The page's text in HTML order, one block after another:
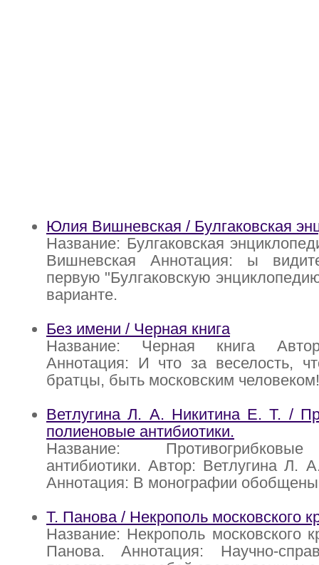
Юлия Вишневская / Булгаковская
Название: Булгаковская
Вишневская Аннотация: ы
первую "Булгаковскую
варианте.
Без имени / Черная книга
Название: Черная книга
Аннотация: И что за веселость,
братцы, быть московским
Ветлугина Л. А. Никитина Е. Т. /
полиеновые антибиотики.
Название:
антибиотики. Автор: Ветлугина Л.
Аннотация: В монографии
Т. Панова / Некрополь московского
Название: Некрополь московского
Панова. Аннотация: Научно-